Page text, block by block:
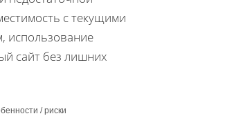
с текущими
использование
сайт без лишних
/ риски